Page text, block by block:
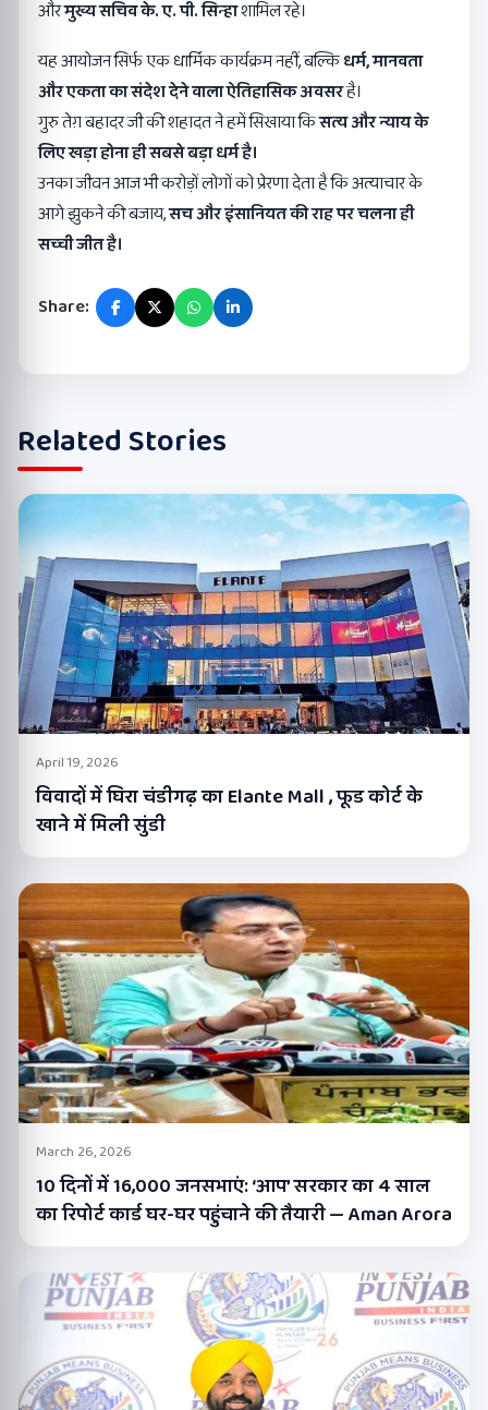
औरमुख्य सचिव के. ए. पी. सिन्हाशामिल रहे।
यह आयोजन सिर्फ एक धार्मिक कार्यक्रम नहीं, बल्किधर्म,मानवता
और एकता का संदेश देने वाला ऐतिहासिक अवसरहै।
गुरु तेग़ बहादर जी की शहादत ने हमें सिखाया किसत्य और न्याय के
लिए खड़ा होना ही सबसे बड़ा धर्म है।
उनका जीवन आज भी करोड़ों लोगों को प्रेरणा देता है कि अत्याचार के
आगे झुकने की बजाय,सच और इंसानियत की राह पर चलना ही
सच्ची जीत है।
Share:
Related Stories
April 19, 2026
विवादों में घिरा चंडीगढ़ का Elante Mall , फूड कोर्ट के
खाने में मिली सुंडी
March 26, 2026
10 दिनों में 16,000 जनसभाएं: ‘आप’ सरकार का 4 साल
का रिपोर्ट कार्ड घर-घर पहुंचाने की तैयारी — Aman Arora